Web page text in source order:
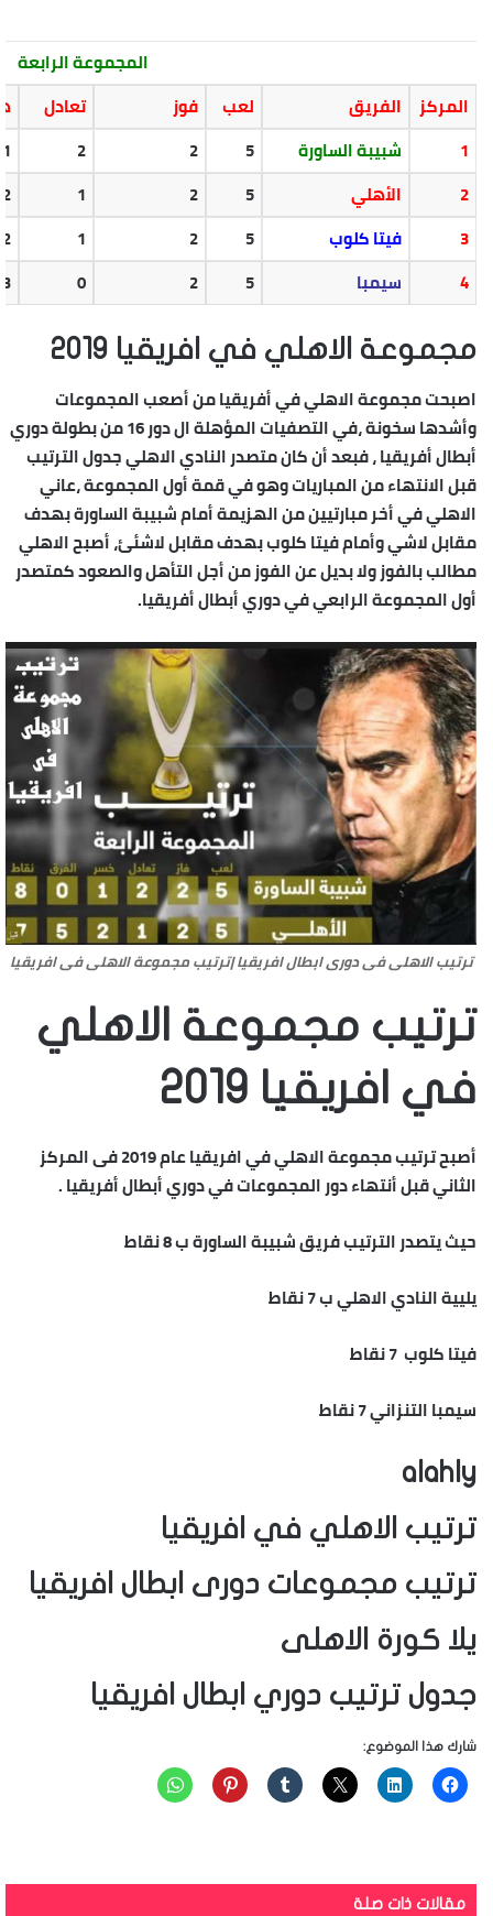
المجموعة الرابعة
المركز الفريق لعب فوز تعادل
1
شبيبة الساورة 5
2
2
1
2
الأهلي 5
2
1
2
3
فيتا كلوب 5
2
1
2
4
سيمبا 5
2
0
3
مجموعة الاهلي في افريقيا 2019
اصبحت مجموعة الاهلي في أفريقيا من أصعب المجموعات
وأشدها سخونة ،في التصفيات المؤهلة ال دور 16 من بطولة دوري
أبطال أفريقيا ، فبعد أن كان متصدر النادي الاهلي جدول الترتيب
قبل الانتهاء من المباريات وهو في قمة أول المجموعة ،عاني
الاهلي في أخر مبارتيين من الهزيمة أمام شبيبة الساورة بهدف
مقابل لاشي وأمام فيتا كلوب بهدف مقابل لاشئئ، أصبح الاهلي
مطالب بالفوز ولا بديل عن الفوز من أجل التأهل والصعود كمتصدر
أول المجموعة الرابعي في دوري أبطال أفريقيا.
ترتيب الاهلى فى دورى ابطال افريقيا |ترتيب مجموعة الاهلى فى افريقيا
ترتيب مجموعة الاهلي
في افريقيا 2019
أصبح ترتيب مجموعة الاهلي في افريقيا عام 2019 فى المركز
الثاني قبل أنتهاء دور المجموعات في دوري أبطال أفريقيا .
حيث يتصدر الترتيب فريق شبيبة الساورة ب 8 نقاط
يليية النادي الاهلي ب 7 نقاط
فيتا كلوب 7 نقاط
سيمبا التنزاني 7 نقاط
alahly
ترتيب الاهلي في افريقيا
ترتيب مجموعات دورى ابطال افريقيا
يلا كورة الاهلى
جدول ترتيب دوري ابطال افريقيا
شارك هذا الموضوع:
مقالات ذات صلة